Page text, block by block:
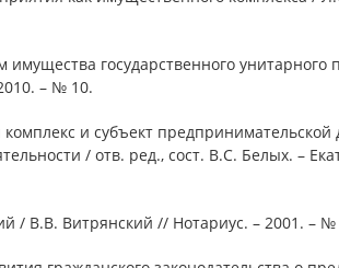
государственного унитарного
– № 10.
и субъект предпринимательской
/ отв. ред., сост. В.С. Белых. –
/ В.В. Витрянский // Нотариус. – 2001. – №